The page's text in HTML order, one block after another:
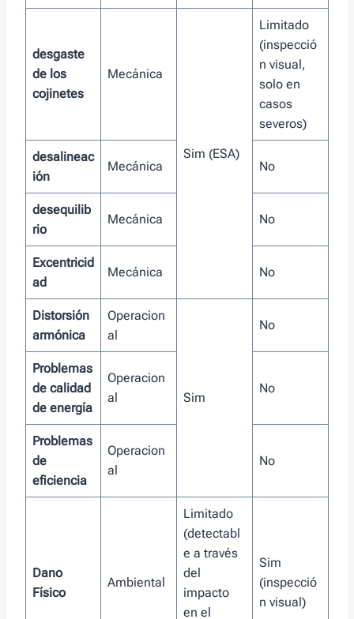
desgaste
de los
cojinetes
Mecánica
Sim (ESA)
Limitado
(inspecció
n visual,
solo en
casos
severos)
desalineac
ión
Mecánica No
desequilib
rio
Mecánica No
Excentricid
ad
Mecánica No
Distorsión
armónica
Operacion
al
Sim
No
Problemas
de calidad
de energía
Operacion
al
No
Problemas
de
eficiencia
Operacion
al
No
Dano
Físico
Ambiental
Limitado
(detectabl
e a través
del
impacto
en el
Sim
(inspecció
n visual)